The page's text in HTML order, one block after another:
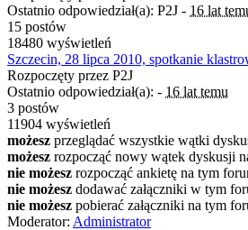
Ostatnio odpowiedział(a): P2J - 16 lat
15 postów
18480 wyświetleń
Szczecin, 28 lipca 2010, spotkanie
Rozpoczęty przez P2J
Ostatnio odpowiedział(a): - 16 lat temu
3 postów
11904 wyświetleń
możesz przeglądać wszystkie wątki
możesz rozpocząć nowy wątek dyskusji
nie możesz rozpocząć ankietę na tym
nie możesz dodawać załączniki w tym
nie możesz pobierać załączniki na tym
Moderator: Administrator